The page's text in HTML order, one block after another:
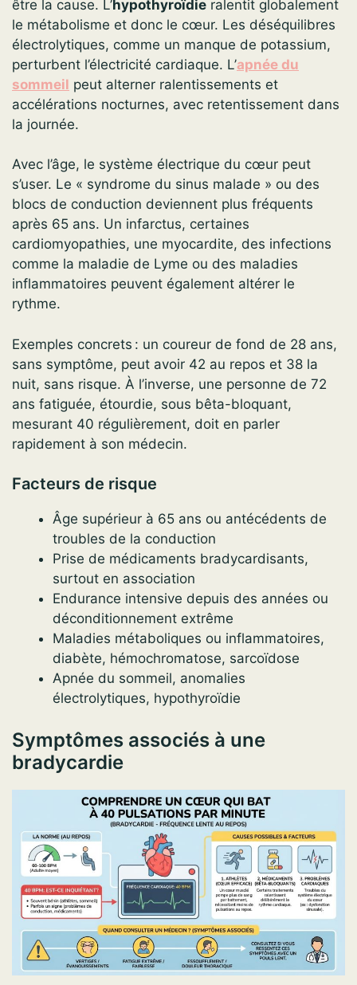
être la cause. L’hypothyroïdie ralentit globalement
le métabolisme et donc le cœur. Les déséquilibres
électrolytiques, comme un manque de potassium,
perturbent l’électricité cardiaque. L’apnée du
sommeil peut alterner ralentissements et
accélérations nocturnes, avec retentissement dans
la journée.
Avec l’âge, le système électrique du cœur peut
s’user. Le « syndrome du sinus malade » ou des
blocs de conduction deviennent plus fréquents
après 65 ans. Un infarctus, certaines
cardiomyopathies, une myocardite, des infections
comme la maladie de Lyme ou des maladies
inflammatoires peuvent également altérer le
rythme.
Exemples concrets : un coureur de fond de 28 ans,
sans symptôme, peut avoir 42 au repos et 38 la
nuit, sans risque. À l’inverse, une personne de 72
ans fatiguée, étourdie, sous bêta-bloquant,
mesurant 40 régulièrement, doit en parler
rapidement à son médecin.
Facteurs de risque
Âge supérieur à 65 ans ou antécédents de
troubles de la conduction
Prise de médicaments bradycardisants,
surtout en association
Endurance intensive depuis des années ou
déconditionnement extrême
Maladies métaboliques ou inflammatoires,
diabète, hémochromatose, sarcoïdose
Apnée du sommeil, anomalies
électrolytiques, hypothyroïdie
Symptômes associés à une
bradycardie